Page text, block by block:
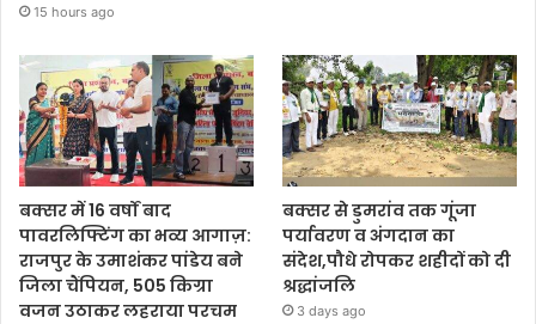
15 hours ago
बक्सर में 16 वर्षों बाद
पावरलिफ्टिंग का भव्य आगाज़:
राजपुर के उमाशंकर पांडेय बने
जिला चैंपियन, 505 किग्रा
वजन उठाकर लहराया परचम
बक्सर से डुमरांव तक गूंजा
पर्यावरण व अंगदान का
संदेश,पौधे रोपकर शहीदों को दी
श्रद्धांजलि
3 days ago